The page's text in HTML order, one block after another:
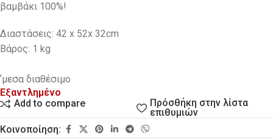
βαμβάκι 100%!
Διαστάσεις: 42 x 52x 32cm
Βάρος: 1 kg
ʼμεσα διαθέσιμo
Εξαντλημένο
Add to compare
Πρόσθήκη στην λίστα
επιθυμιών
Κοινοποίηση: